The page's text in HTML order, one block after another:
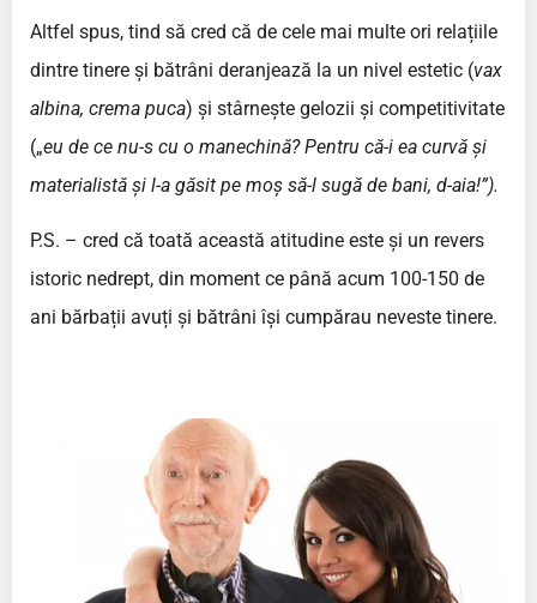
Altfel spus, tind să cred că de cele mai multe ori relațiile
dintre tinere și bătrâni deranjează la un nivel estetic (vax
albina, crema puca) și stârnește gelozii și competitivitate
(„eu de ce nu-s cu o manechină? Pentru că-i ea curvă și
materialistă și l-a găsit pe moș să-l sugă de bani, d-aia!”).
P.S. – cred că toată această atitudine este și un revers
istoric nedrept, din moment ce până acum 100-150 de
ani bărbații avuți și bătrâni își cumpărau neveste tinere.